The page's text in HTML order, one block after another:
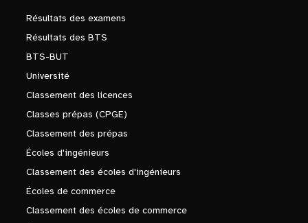
Résultats des examens
Résultats des BTS
BTS-BUT
Université
Classement des licences
Classes prépas (CPGE)
Classement des prépas
Écoles d'ingénieurs
Classement des écoles d'ingénieurs
Écoles de commerce
Classement des écoles de commerce